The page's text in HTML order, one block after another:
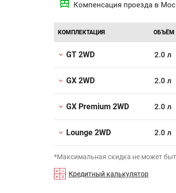
Компенсация проезда в
КОМПЛЕКТАЦИЯ ОБЪЁМ
GT 2WD 2.0 л
GX 2WD 2.0 л
GX Premium 2WD 2.0 л
Lounge 2WD 2.0 л
*Максимальная скидка не может
Кредитный калькулятор